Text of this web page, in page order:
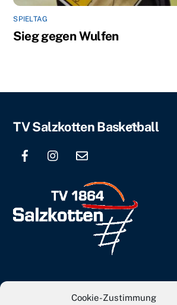
Cookie-Zustimmung
SPIELTAG
Sieg gegen Wulfen
Back
TV Salzkotten Basketball
info[at]tvs-basketball.de